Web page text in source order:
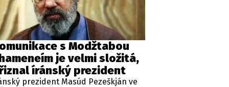
s Modžtabou
je velmi složitá,
íránský prezident
prezident Masúd Pezeškján ve